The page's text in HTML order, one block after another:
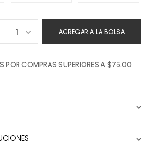
1 AGREGAR A LA BOLSA
POR COMPRAS SUPERIORES A $75.00